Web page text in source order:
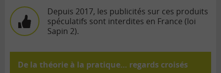
d
o
Depuis 2017, les publicités sur ces produits
spéculatifs sont interdites en France (loi
Sapin 2).
De la théorie à la pratique… regards croisés